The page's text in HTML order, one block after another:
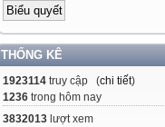
THỐNG KÊ
1923114 truy cập (chi tiết)
1236 trong hôm nay
3832013 lượt xem